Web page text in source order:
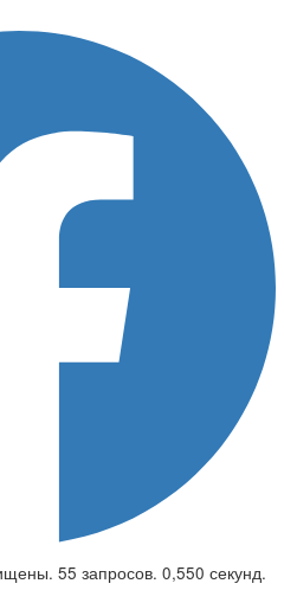
55 запросов. 0,550 секунд.